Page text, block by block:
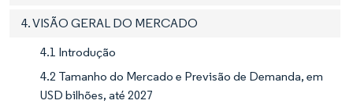
4. VISÃO GERAL DO MERCADO
4.1 Introdução
4.2 Tamanho do Mercado e Previsão de Demanda, em
USD bilhões, até 2027